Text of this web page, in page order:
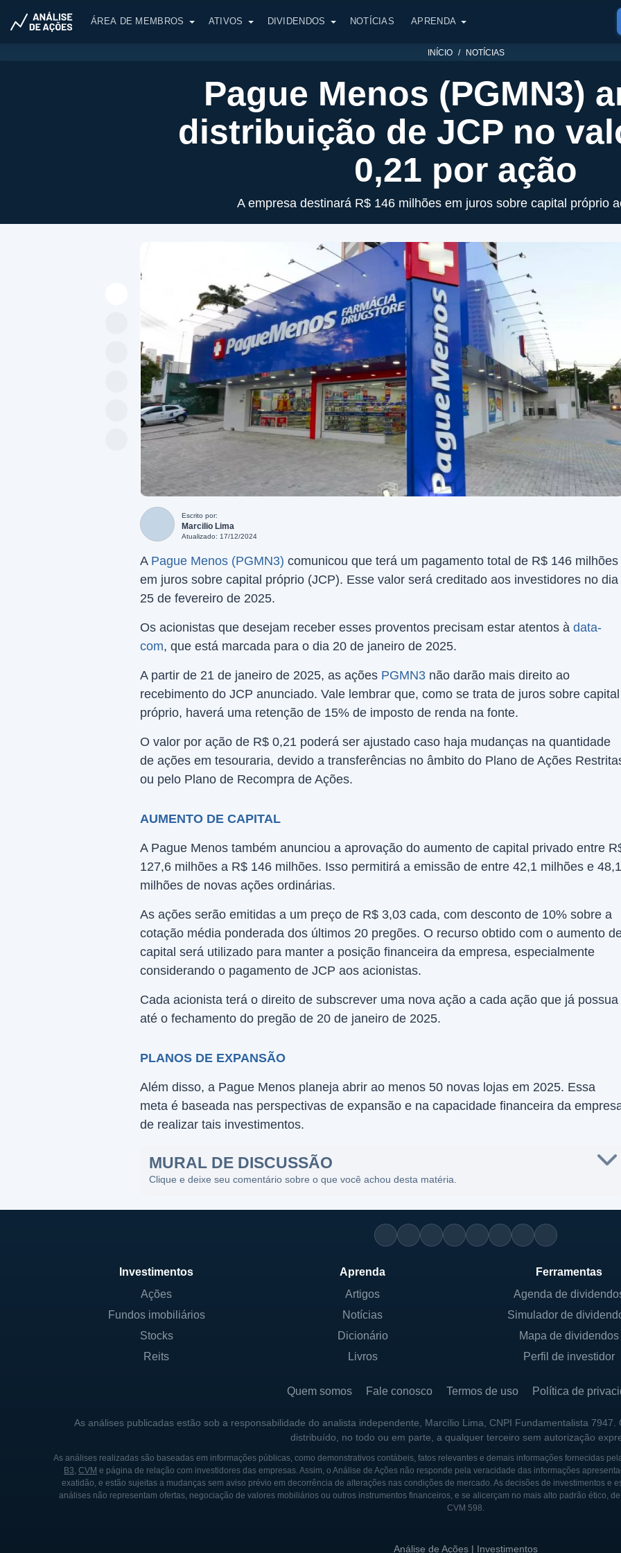
ÁREA DE MEMBROS ATIVOS DIVIDENDOS NOTÍCIAS APRENDA
INÍCIO NOTÍCIAS
Pague Menos (PGMN3)
distribuição de JCP no
0,21 por ação
A empresa destinará R$ 146 milhões em juros sobre capital próprio
Escrito por:
Marcilio Lima
Atualizado: 17/12/2024
A Pague Menos (PGMN3) comunicou que terá um pagamento total de R$ 146 milhões
em juros sobre capital próprio (JCP). Esse valor será creditado aos investidores no dia
25 de fevereiro de 2025.
Os acionistas que desejam receber esses proventos precisam estar atentos à data-
com, que está marcada para o dia 20 de janeiro de 2025.
A partir de 21 de janeiro de 2025, as ações PGMN3 não darão mais direito ao
recebimento do JCP anunciado. Vale lembrar que, como se trata de juros sobre capital
próprio, haverá uma retenção de 15% de imposto de renda na fonte.
O valor por ação de R$ 0,21 poderá ser ajustado caso haja mudanças na quantidade
de ações em tesouraria, devido a transferências no âmbito do Plano de Ações
ou pelo Plano de Recompra de Ações.
AUMENTO DE CAPITAL
A Pague Menos também anunciou a aprovação do aumento de capital privado entre
127,6 milhões a R$ 146 milhões. Isso permitirá a emissão de entre 42,1 milhões e 48,1
milhões de novas ações ordinárias.
As ações serão emitidas a um preço de R$ 3,03 cada, com desconto de 10% sobre a
cotação média ponderada dos últimos 20 pregões. O recurso obtido com o aumento
capital será utilizado para manter a posição financeira da empresa, especialmente
considerando o pagamento de JCP aos acionistas.
Cada acionista terá o direito de subscrever uma nova ação a cada ação que já possua
até o fechamento do pregão de 20 de janeiro de 2025.
PLANOS DE EXPANSÃO
Além disso, a Pague Menos planeja abrir ao menos 50 novas lojas em 2025. Essa
meta é baseada nas perspectivas de expansão e na capacidade financeira da
de realizar tais investimentos.
MURAL DE DISCUSSÃO
Clique e deixe seu comentário sobre o que você achou desta matéria.
Investimentos
Ações
Fundos imobiliários
Stocks
Reits
Aprenda
Artigos
Notícias
Dicionário
Livros
Ferramentas
Agenda de
Simulador de
Mapa de dividendos
Perfil de investidor
Quem somos Fale conosco Termos de uso Política de
As análises publicadas estão sob a responsabilidade do analista independente, Marcílio Lima, CNPI Fundamentalista
distribuído, no todo ou em parte, a qualquer terceiro sem autorização
As análises realizadas são baseadas em informações públicas, como demonstrativos contábeis, fatos relevantes e demais informações fornecidas
B3, CVM e página de relação com investidores das empresas. Assim, o Análise de Ações não responde pela veracidade das informações
exatidão, e estão sujeitas a mudanças sem aviso prévio em decorrência de alterações nas condições de mercado. As decisões de investimentos e
análises não representam ofertas, negociação de valores mobiliários ou outros instrumentos financeiros, e se alicerçam no mais alto padrão ético,
CVM 598.
Análise de Ações | Investimentos